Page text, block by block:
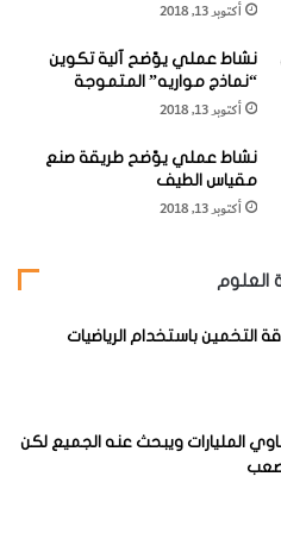
تنبثق عند النقاط التي تتحلل من
مراكز العمران في الواحات
ونمت عند هذه الأماكن.
حتى إنه يوصف بأنه مذيب عام.
أمطار وثلوج، فهو يمتص
والعضوية من الهواء، وبعد
مواد التربة والصخور التي يمر
الأرضي ليس نقياً كيميائياً.
الشائعة هي بيكربونات
والصوديوم
أكتوبر 13, 2018
نشاط عملي يوّضح آلية تكوين
“نماذج مواريه” المتموجة
أكتوبر 13, 2018
نشاط عملي يوّضح طريقة صنع
مقياس الطيف
أكتوبر 13, 2018
العلوم
التخمين باستخدام الرياضيات
المليارات ويبحث عنه الجميع لكن
صعب